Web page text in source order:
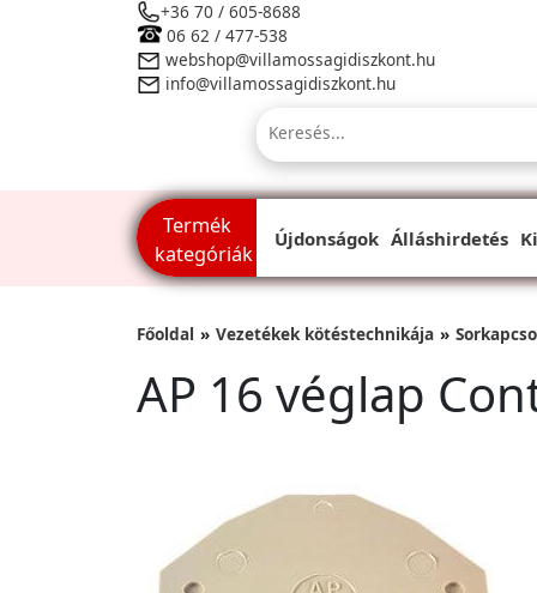
+36 70 / 605-8688
06 62 / 477-538
webshop@villamossagidiszkont.hu
info@villamossagidiszkont.hu
Termék
kategóriák
Újdonságok Álláshirdetés
Főoldal Vezetékek kötéstechnikája
AP 16 véglap